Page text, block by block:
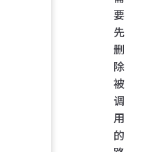
要
先
删
除
被
调
用
的